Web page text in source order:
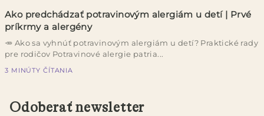
Ako predchádzať potravinovým alergiám u detí | Prvé
príkrmy a alergény
🥕 Ako sa vyhnúť potravinovým alergiám u detí? Praktické rady
pre rodičov Potravinové alergie patria...
3 MINÚTY ČÍTANIA
Odoberať newsletter